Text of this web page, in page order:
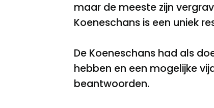
maar de meeste zijn
Koeneschans is een uniek
De Koeneschans had als
hebben en een mogelijke
beantwoorden.